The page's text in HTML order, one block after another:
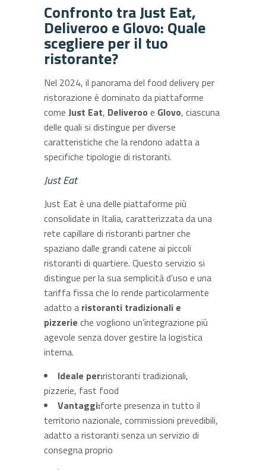
Confronto tra Just Eat,
Deliveroo e Glovo: Quale
scegliere per il tuo
ristorante?
Nel 2024, il panorama del food delivery per
ristorazione è dominato da piattaforme
come Just Eat, Deliveroo e Glovo, ciascuna
delle quali si distingue per diverse
caratteristiche che la rendono adatta a
specifiche tipologie di ristoranti.
Just Eat
Just Eat è una delle piattaforme più
consolidate in Italia, caratterizzata da una
rete capillare di ristoranti partner che
spaziano dalle grandi catene ai piccoli
ristoranti di quartiere. Questo servizio si
distingue per la sua semplicità d’uso e una
tariffa fissa che lo rende particolarmente
adatto a ristoranti tradizionali e
pizzerie che vogliono un’integrazione più
agevole senza dover gestire la logistica
interna.
Ideale per:ristoranti tradizionali,
pizzerie, fast food
Vantaggi:forte presenza in tutto il
territorio nazionale, commissioni prevedibili,
adatto a ristoranti senza un servizio di
consegna proprio